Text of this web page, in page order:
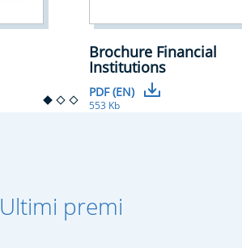
Brochure Financial
Institutions
PDF (EN)
553 Kb
Ultimi premi